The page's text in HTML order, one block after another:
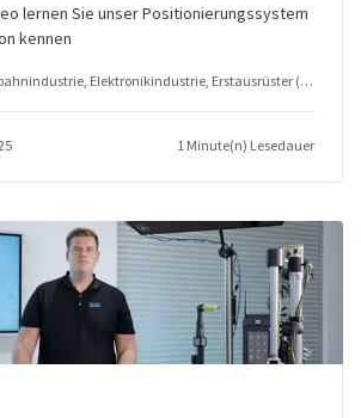
lernen Sie unser Positionierungssystem
kennen
Elektronikindustrie Erstausrüster (OEMs)
1 Minute(n) Lesedauer